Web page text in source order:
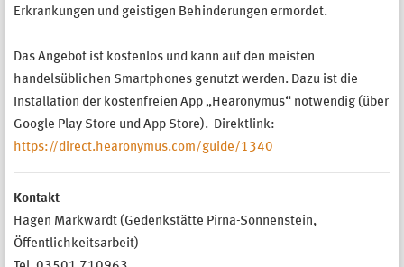
Erkrankungen und geistigen Behinderungen ermordet.
Das Angebot ist kostenlos und kann auf den meisten
handelsüblichen Smartphones genutzt werden. Dazu ist die
Installation der kostenfreien App „Hearonymus“ notwendig (über
Google Play Store und App Store). Direktlink:
https://direct.hearonymus.com/guide/1340
Kontakt
Hagen Markwardt (Gedenkstätte Pirna-Sonnenstein,
Öffentlichkeitsarbeit)